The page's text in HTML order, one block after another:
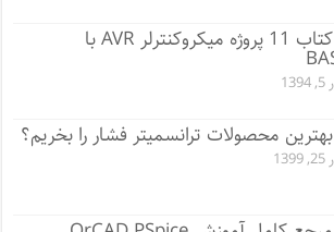
دانلود کتاب 11 پروژه میکروکنترلر AVR با
محصولات ترانسمیتر فشار را بخریم؟